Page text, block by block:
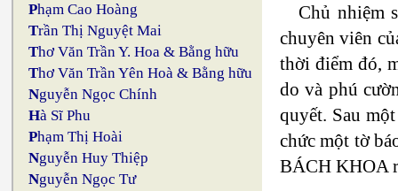
Phạm Cao Hoàng
Trần Thị Nguyệt Mai
Thơ Văn Trần Y. Hoa & Bằng hữu
Thơ Văn Trần Yên Hoà & Bằng hữu
Nguyễn Ngọc Chính
Hà Sĩ Phu
Phạm Thị Hoài
Nguyễn Huy Thiệp
Nguyễn Ngọc Tư
Chủ nhiệm
chuyên viên
thời điểm đó,
do và phú
quyết. Sau
chức một tờ
BÁCH KHOA